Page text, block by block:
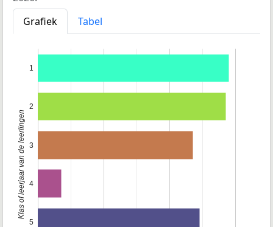
Grafiek
Tabel
1
2
3
4
5
Klas of leerjaar van de leerlingen